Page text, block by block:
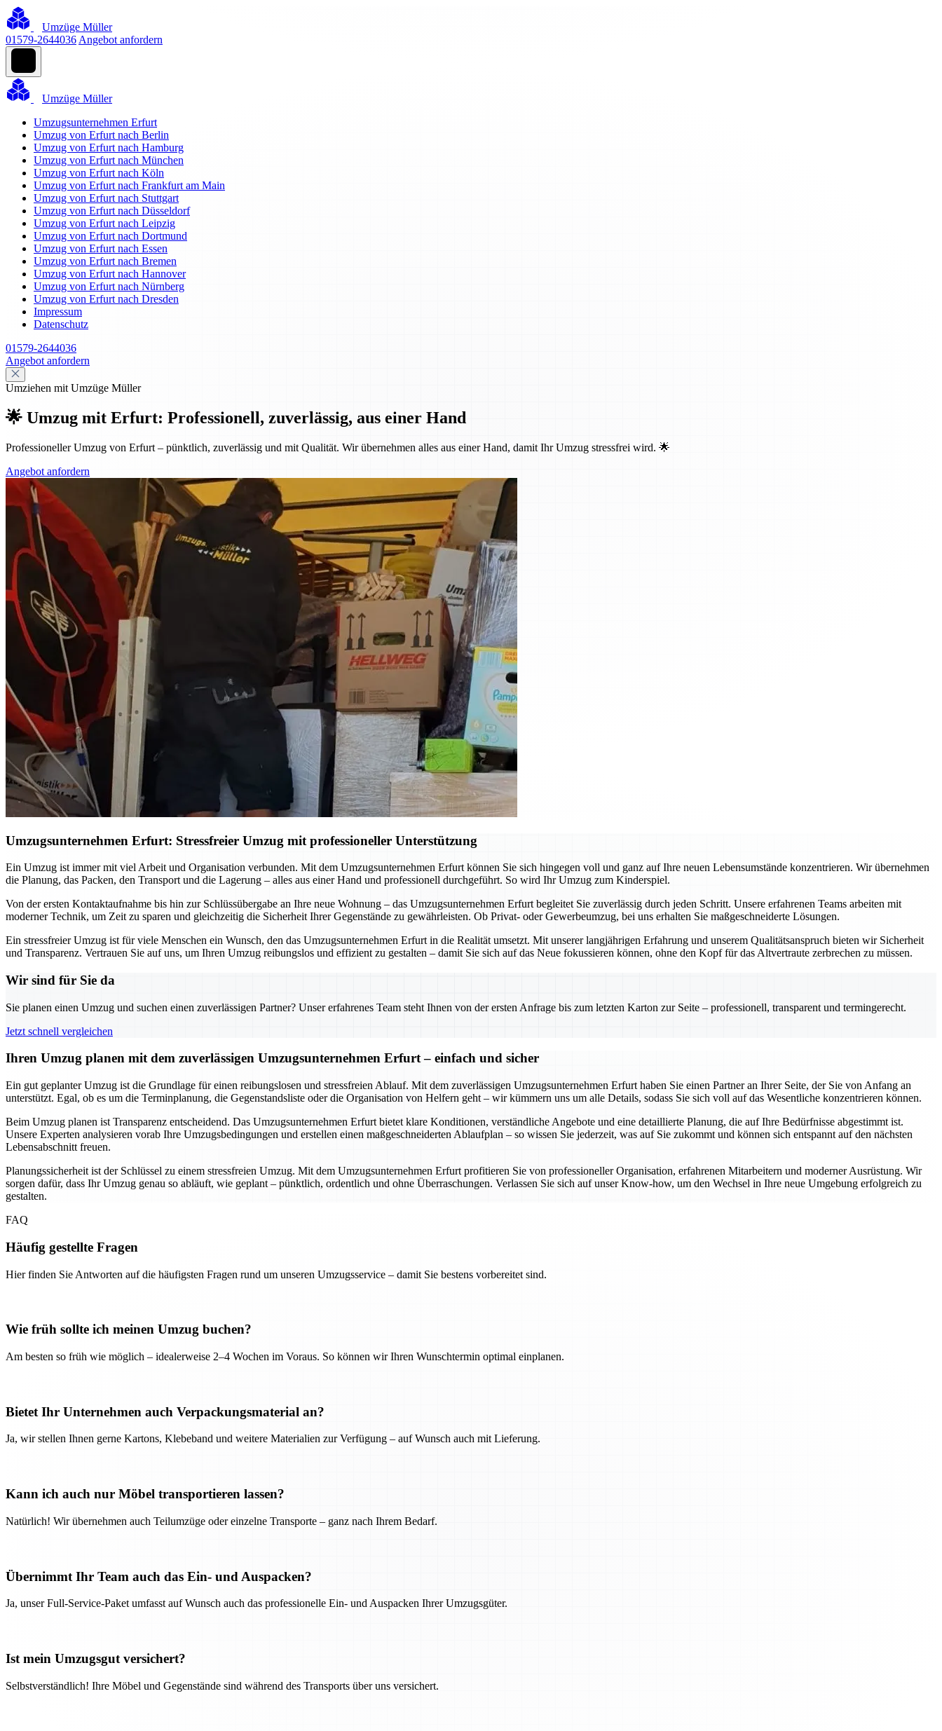
Umzüge Müller
01579-2644036 Angebot anfordern
Umzüge Müller
Umzugsunternehmen Erfurt
Umzug von Erfurt nach Berlin
Umzug von Erfurt nach Hamburg
Umzug von Erfurt nach München
Umzug von Erfurt nach Köln
Umzug von Erfurt nach Frankfurt am Main
Umzug von Erfurt nach Stuttgart
Umzug von Erfurt nach Düsseldorf
Umzug von Erfurt nach Leipzig
Umzug von Erfurt nach Dortmund
Umzug von Erfurt nach Essen
Umzug von Erfurt nach Bremen
Umzug von Erfurt nach Hannover
Umzug von Erfurt nach Nürnberg
Umzug von Erfurt nach Dresden
Impressum
Datenschutz
01579-2644036
Angebot anfordern
Umziehen mit Umzüge Müller
🌟 Umzug mit Erfurt: Professionell, zuverlässig, aus einer Hand
Professioneller Umzug von Erfurt – pünktlich, zuverlässig und mit Qualität. Wir übernehmen alles aus einer Hand, damit Ihr Umzug stressfrei wird. 🌟
Angebot anfordern
Umzugsunternehmen Erfurt: Stressfreier Umzug mit professioneller Unterstützung
Ein Umzug ist immer mit viel Arbeit und Organisation verbunden. Mit dem Umzugsunternehmen Erfurt können Sie sich hingegen voll und ganz auf Ihre neuen Lebensumstände konzentrieren. Wir übernehmen
die Planung, das Packen, den Transport und die Lagerung – alles aus einer Hand und professionell durchgeführt. So wird Ihr Umzug zum Kinderspiel.
Von der ersten Kontaktaufnahme bis hin zur Schlüssübergabe an Ihre neue Wohnung – das Umzugsunternehmen Erfurt begleitet Sie zuverlässig durch jeden Schritt. Unsere erfahrenen Teams arbeiten mit
moderner Technik, um Zeit zu sparen und gleichzeitig die Sicherheit Ihrer Gegenstände zu gewährleisten. Ob Privat- oder Gewerbeumzug, bei uns erhalten Sie maßgeschneiderte Lösungen.
Ein stressfreier Umzug ist für viele Menschen ein Wunsch, den das Umzugsunternehmen Erfurt in die Realität umsetzt. Mit unserer langjährigen Erfahrung und unserem Qualitätsanspruch bieten wir Sicherheit
und Transparenz. Vertrauen Sie auf uns, um Ihren Umzug reibungslos und effizient zu gestalten – damit Sie sich auf das Neue fokussieren können, ohne den Kopf für das Altvertraute zerbrechen zu müssen.
Wir sind für Sie da
Sie planen einen Umzug und suchen einen zuverlässigen Partner? Unser erfahrenes Team steht Ihnen von der ersten Anfrage bis zum letzten Karton zur Seite – professionell, transparent und termingerecht.
Jetzt schnell vergleichen
Ihren Umzug planen mit dem zuverlässigen Umzugsunternehmen Erfurt – einfach und sicher
Ein gut geplanter Umzug ist die Grundlage für einen reibungslosen und stressfreien Ablauf. Mit dem zuverlässigen Umzugsunternehmen Erfurt haben Sie einen Partner an Ihrer Seite, der Sie von Anfang an
unterstützt. Egal, ob es um die Terminplanung, die Gegenstandsliste oder die Organisation von Helfern geht – wir kümmern uns um alle Details, sodass Sie sich voll auf das Wesentliche konzentrieren können.
Beim Umzug planen ist Transparenz entscheidend. Das Umzugsunternehmen Erfurt bietet klare Konditionen, verständliche Angebote und eine detaillierte Planung, die auf Ihre Bedürfnisse abgestimmt ist.
Unsere Experten analysieren vorab Ihre Umzugsbedingungen und erstellen einen maßgeschneiderten Ablaufplan – so wissen Sie jederzeit, was auf Sie zukommt und können sich entspannt auf den nächsten
Lebensabschnitt freuen.
Planungssicherheit ist der Schlüssel zu einem stressfreien Umzug. Mit dem Umzugsunternehmen Erfurt profitieren Sie von professioneller Organisation, erfahrenen Mitarbeitern und moderner Ausrüstung. Wir
sorgen dafür, dass Ihr Umzug genau so abläuft, wie geplant – pünktlich, ordentlich und ohne Überraschungen. Verlassen Sie sich auf unser Know-how, um den Wechsel in Ihre neue Umgebung erfolgreich zu
gestalten.
FAQ
Häufig gestellte Fragen
Hier finden Sie Antworten auf die häufigsten Fragen rund um unseren Umzugsservice – damit Sie bestens vorbereitet sind.
Wie früh sollte ich meinen Umzug buchen?
Am besten so früh wie möglich – idealerweise 2–4 Wochen im Voraus. So können wir Ihren Wunschtermin optimal einplanen.
Bietet Ihr Unternehmen auch Verpackungsmaterial an?
Ja, wir stellen Ihnen gerne Kartons, Klebeband und weitere Materialien zur Verfügung – auf Wunsch auch mit Lieferung.
Kann ich auch nur Möbel transportieren lassen?
Natürlich! Wir übernehmen auch Teilumzüge oder einzelne Transporte – ganz nach Ihrem Bedarf.
Übernimmt Ihr Team auch das Ein- und Auspacken?
Ja, unser Full-Service-Paket umfasst auf Wunsch auch das professionelle Ein- und Auspacken Ihrer Umzugsgüter.
Ist mein Umzugsgut versichert?
Selbstverständlich! Ihre Möbel und Gegenstände sind während des Transports über uns versichert.